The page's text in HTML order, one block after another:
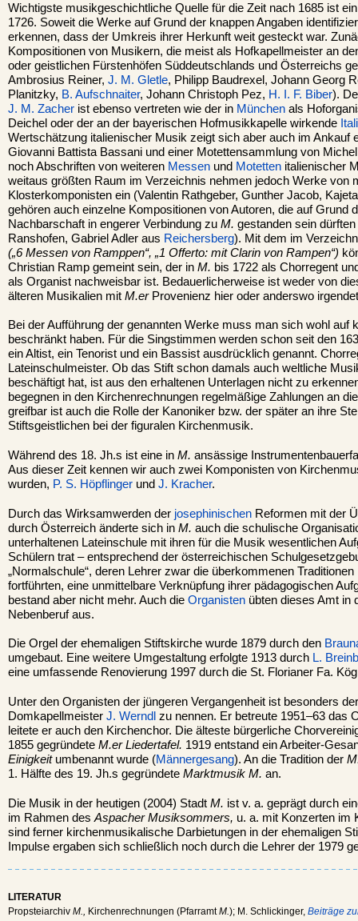
Wichtigste musikgeschichtliche Quelle für die Zeit nach 1685 ist
1726. Soweit die Werke auf Grund der knappen Angaben
erkennen, dass der Umkreis ihrer Herkunft weit gesteckt war.
Kompositionen von Musikern, die meist als Hofkapellmeister an
oder geistlichen Fürstenhöfen Süddeutschlands und Österreichs
Ambrosius Reiner, J. M. Gletle, Philipp Baudrexel, Johann Georg
Planitzky, B. Aufschnaiter, Johann Christoph Pez, H. I. F. Biber).
J. M. Zacher ist ebenso vertreten wie der in München als
Deichel oder der an der bayerischen Hofmusikkapelle wirkende
Wertschätzung italienischer Musik zeigt sich aber auch im Ankauf
Giovanni Battista Bassani und einer Motettensammlung von
noch Abschriften von weiteren Messen und Motetten italienischer
weitaus größten Raum im Verzeichnis nehmen jedoch Werke von
Klosterkomponisten ein (Valentin Rathgeber, Gunther Jacob,
gehören auch einzelne Kompositionen von Autoren, die auf Grund
Nachbarschaft in engerer Verbindung zu M. gestanden sein dürften
Ranshofen, Gabriel Adler aus Reichersberg). Mit dem im
(„6 Messen von Ramppen“, „1 Offerto: mit Clarin von Rampen“)
Christian Ramp gemeint sein, der in M. bis 1722 als Chorregent
als Organist nachweisbar ist. Bedauerlicherweise ist weder von
älteren Musikalien mit M.erProvenienz hier oder anderswo
Bei der Aufführung der genannten Werke muss man sich wohl auf
beschränkt haben. Für die Singstimmen werden schon seit den
ein Altist, ein Tenorist und ein Bassist ausdrücklich genannt.
Lateinschulmeister. Ob das Stift schon damals auch weltliche
beschäftigt hat, ist aus den erhaltenen Unterlagen nicht zu
begegnen in den Kirchenrechnungen regelmäßige Zahlungen an
greifbar ist auch die Rolle der Kanoniker bzw. der später an ihre
Stiftsgeistlichen bei der figuralen Kirchenmusik.
Während des 18. Jh.s ist eine in M. ansässige
Aus dieser Zeit kennen wir auch zwei Komponisten von
wurden, P. S. Höpflinger und J. Kracher.
Durch das Wirksamwerden der josephinischen Reformen mit der
durch Österreich änderte sich in M. auch die schulische
unterhaltenen Lateinschule mit ihren für die Musik wesentlichen
Schülern trat – entsprechend der österreichischen
„Normalschule“, deren Lehrer zwar die überkommenen
fortführten, eine unmittelbare Verknüpfung ihrer pädagogischen
bestand aber nicht mehr. Auch die Organisten übten dieses Amt in
Nebenberuf aus.
Die Orgel der ehemaligen Stiftskirche wurde 1879 durch den
umgebaut. Eine weitere Umgestaltung erfolgte 1913 durch L.
eine umfassende Renovierung 1997 durch die St. Florianer Fa.
Unter den Organisten der jüngeren Vergangenheit ist besonders
Domkapellmeister J. Werndl zu nennen. Er betreute 1951–63 das
leitete er auch den Kirchenchor. Die älteste bürgerliche
1855 gegründete M.er Liedertafel. 1919 entstand ein Arbeiter-
Einigkeitumbenannt wurde (Männergesang). An die Tradition der
1. Hälfte des 19. Jh.s gegründete Marktmusik M. an.
Die Musik in der heutigen (2004) Stadt M. ist v. a. geprägt durch
im Rahmen des Aspacher Musiksommers, u. a. mit Konzerten im
sind ferner kirchenmusikalische Darbietungen in der ehemaligen
Impulse ergaben sich schließlich noch durch die Lehrer der 1979
LITERATUR
Propsteiarchiv M., Kirchenrechnungen (PfarramtM. ); M. Schlickinger, Beiträge